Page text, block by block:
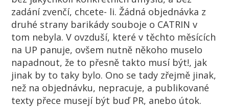
zadání zvenčí, chcete- li. Žádná objednávka z
druhé strany barikády souboje o CATRIN v
tom nebyla. V ovzduší, které v těchto měsících
na UP panuje, ovšem nutně někoho muselo
napadnout, že to přesně takto musí být!, jak
jinak by to taky bylo. Ono se tady zřejmě jinak,
než na objednávku, nepracuje, a publikované
texty přece musejí být buď PR, anebo útok.